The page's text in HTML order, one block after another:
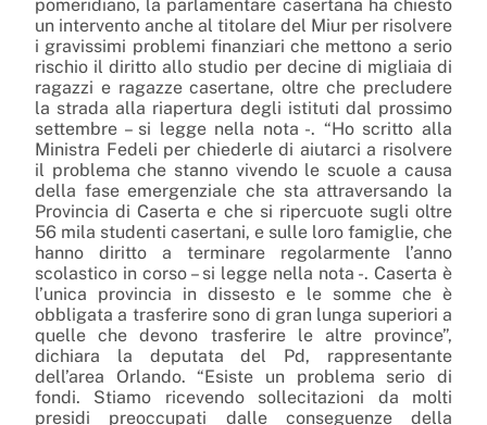
pomeridiano, la parlamentare casertana ha chiesto
un intervento anche al titolare del Miur per risolvere
i gravissimi problemi finanziari che mettono a serio
rischio il diritto allo studio per decine di migliaia di
ragazzi e ragazze casertane, oltre che precludere
la strada alla riapertura degli istituti dal prossimo
settembre – si legge nella nota -. “Ho scritto alla
Ministra Fedeli per chiederle di aiutarci a risolvere
il problema che stanno vivendo le scuole a causa
della fase emergenziale che sta attraversando la
Provincia di Caserta e che si ripercuote sugli oltre
56 mila studenti casertani, e sulle loro famiglie, che
hanno diritto a terminare regolarmente l’anno
scolastico in corso – si legge nella nota -. Caserta è
l’unica provincia in dissesto e le somme che è
obbligata a trasferire sono di gran lunga superiori a
quelle che devono trasferire le altre province”,
dichiara la deputata del Pd, rappresentante
dell’area Orlando. “Esiste un problema serio di
fondi. Stiamo ricevendo sollecitazioni da molti
presidi preoccupati dalle conseguenze della